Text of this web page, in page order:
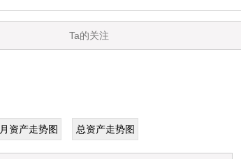
Ta的关注
月资产走势图 总资产走势图